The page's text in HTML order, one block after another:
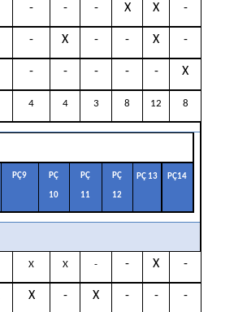
- - - X X -
- X - - X -
- - - - - X
4 4 3 8 12 8
PÇ9 PÇ
10
PÇ
11
PÇ
12
PÇ 13 PÇ14
X X - - X -
X - X - - -